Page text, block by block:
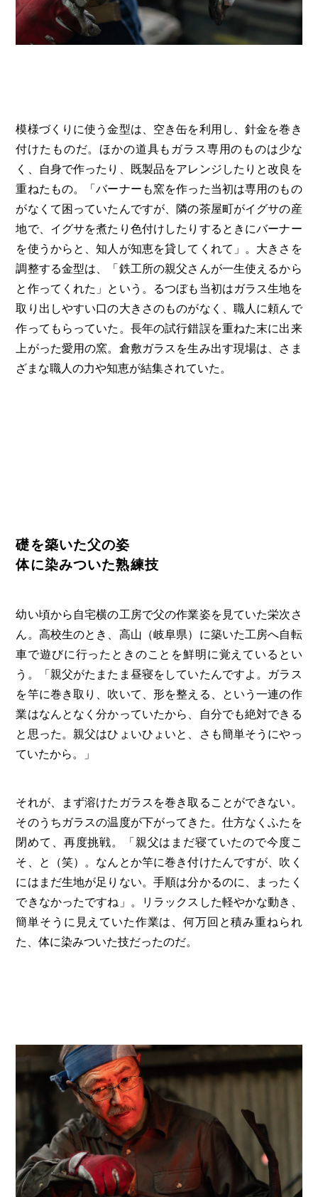
模様づくりに使う金型は、空き缶を利用し、針金を巻き
付けたものだ。ほかの道具もガラス専用のものは少な
く、自身で作ったり、既製品をアレンジしたりと改良を
重ねたもの。「バーナーも窯を作った当初は専用のもの
がなくて困っていたんですが、隣の茶屋町がイグサの産
地で、イグサを煮たり色付けしたりするときにバーナー
を使うからと、知人が知恵を貸してくれて」。大きさを
調整する金型は、「鉄工所の親父さんが一生使えるから
と作ってくれた」という。るつぼも当初はガラス生地を
取り出しやすい口の大きさのものがなく、職人に頼んで
作ってもらっていた。長年の試行錯誤を重ねた末に出来
上がった愛用の窯。倉敷ガラスを生み出す現場は、さま
ざまな職人の力や知恵が結集されていた。
礎を築いた父の姿
体に染みついた熟練技
幼い頃から自宅横の工房で父の作業姿を見ていた栄次さ
ん。高校生のとき、高山（岐阜県）に築いた工房へ自転
車で遊びに行ったときのことを鮮明に覚えているとい
う。「親父がたまたま昼寝をしていたんですよ。ガラス
を竿に巻き取り、吹いて、形を整える、という一連の作
業はなんとなく分かっていたから、自分でも絶対できる
と思った。親父はひょいひょいと、さも簡単そうにやっ
ていたから。」
それが、まず溶けたガラスを巻き取ることができない。
そのうちガラスの温度が下がってきた。仕方なくふたを
閉めて、再度挑戦。「親父はまだ寝ていたので今度こ
そ、と（笑）。なんとか竿に巻き付けたんですが、吹く
にはまだ生地が足りない。手順は分かるのに、まったく
できなかったですね」。リラックスした軽やかな動き、
簡単そうに見えていた作業は、何万回と積み重ねられ
た、体に染みついた技だったのだ。